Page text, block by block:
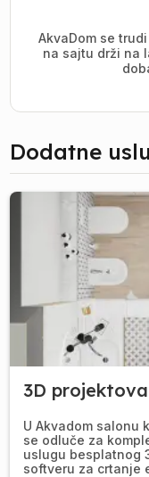
AkvaDom se
na sajtu drži na
Dodatne
3D
U Akvadom salonu
se odluče za
uslugu besplatnog
softveru za crtanje